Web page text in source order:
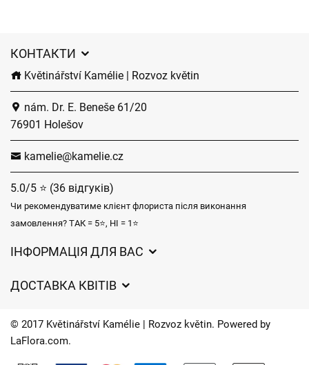
КОНТАКТИ
Květinářství Kamélie | Rozvoz květin
nám. Dr. E. Beneše 61/20
76901 Holešov
kamelie@kamelie.cz
5.0/5 ⭐ (36 відгуків)
Чи рекомендуватиме клієнт флориста після виконання
замовлення? ТАК = 5⭐, НІ = 1⭐
ІНФОРМАЦІЯ ДЛЯ ВАС
Захист персональних даних
Час доставки квітів – огляд можливостей
ДОСТАВКА КВІТІВ
Куди ми доставляємо квіти
© 2017 Květinářství Kamélie | Rozvoz květin. Powered by
LaFlora.com.